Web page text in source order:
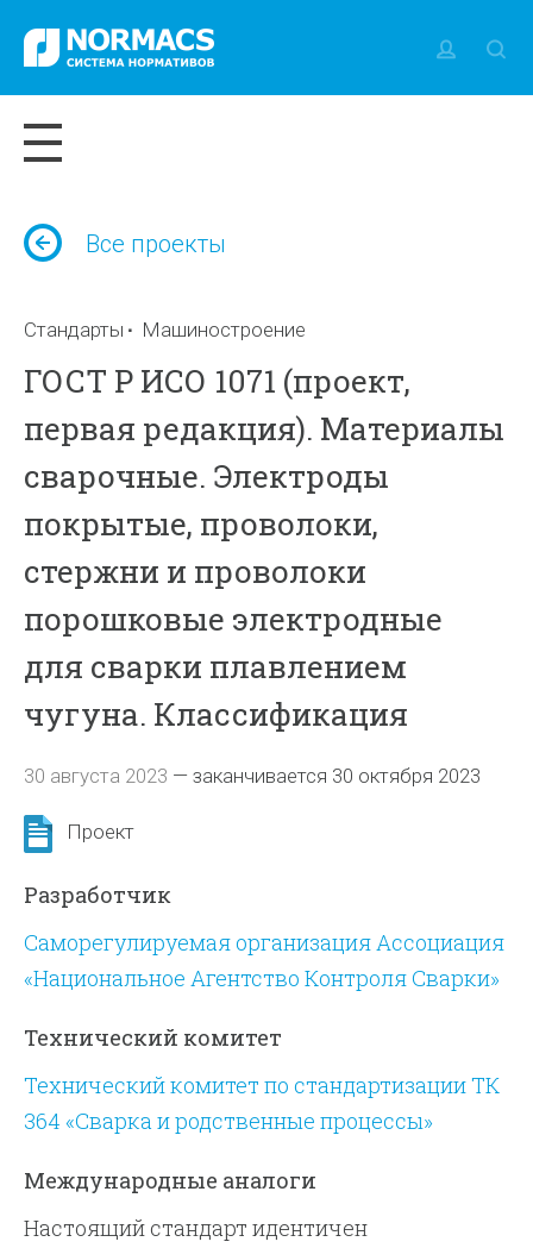
Все проекты
Стандарты Машиностроение
ГОСТ Р ИСО 1071 (проект,
первая редакция). Материалы
сварочные. Электроды
покрытые, проволоки,
стержни и проволоки
порошковые электродные
для сварки плавлением
чугуна. Классификация
30 августа 2023 —заканчивается 30 октября 2023
Проект
Разработчик
Саморегулируемая организация Ассоциация
«Национальное Агентство Контроля Сварки»
Технический комитет
Технический комитет по стандартизации ТК
364 «Сварка и родственные процессы»
Международные аналоги
Настоящий стандарт идентичен